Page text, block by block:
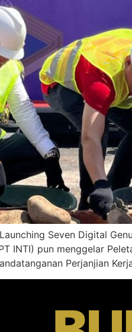
Seven Digital
INTI) pun menggelar
Perjanjian